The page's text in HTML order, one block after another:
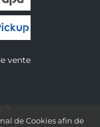
de Cookies afin de
vente